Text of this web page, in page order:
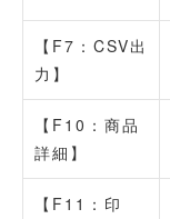
【F7：CSV出
力】
【F10：商品
詳細】
【F11：印